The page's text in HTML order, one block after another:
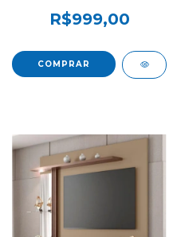
R$999,00